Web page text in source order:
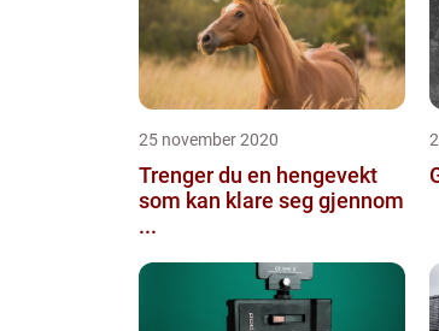
25 november 2020
Trenger du en hengevekt
som kan klare seg gjennom
...